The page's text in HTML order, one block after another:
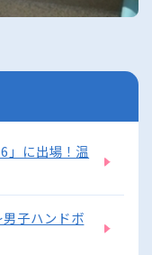
」に出場！温
子ハンドボ